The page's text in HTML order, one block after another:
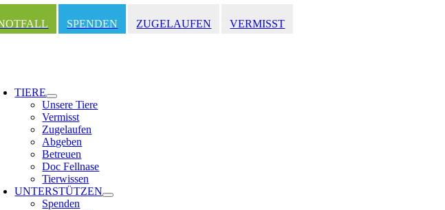
Inhalt
springen
SPENDEN ZUGELAUFEN VERMISST
TIERE
Unsere Tiere
Vermisst
Zugelaufen
Abgeben
Betreuen
Doc Fellnase
Tierwissen
UNTERSTÜTZEN
Spenden